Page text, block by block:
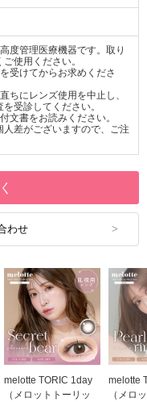
度管理医療機器です。取り
使用ください。
受けてからお求めくださ
ちにレンズ使用を中止し、
受診してください。
文書をお読みください。
差がございますので、ご注
わせ
melotte TORIC 1day
（メロットトーリッ
melotte
（メロ